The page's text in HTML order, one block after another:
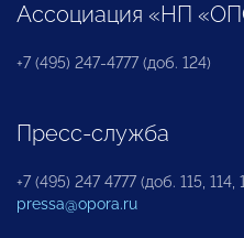
Ассоциация «НП
+7 (495) 247-4777 (доб. 124)
Пресс-служба
+7 (495) 247 4777 (доб. 115, 114,
pressa@opora.ru